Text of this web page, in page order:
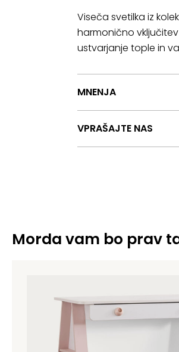
Viseča svetilka iz
harmonično
ustvarjanje tople in
MNENJA
VPRAŠAJTE NAS
Morda vam bo prav